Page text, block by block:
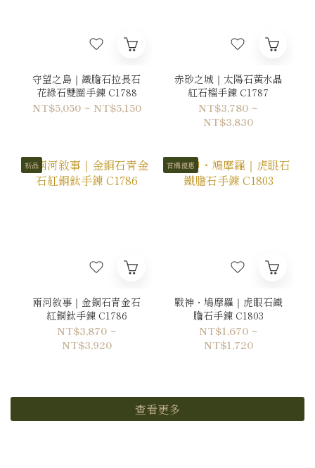
守望之島｜鐵膽石拉長石
花綠石雙圈手鍊 C1788
NT$5,050 ~ NT$5,150
赤砂之城｜太陽石黃水晶
紅石榴手鍊 C1787
NT$3,780 ~
NT$3,830
新品
兩河敘事｜金銅石青金石
紅銅鈦手鍊 C1786
NT$3,870 ~
NT$3,920
首購優惠
戰神・鳩摩羅｜虎眼石鐵
膽石手鍊 C1803
NT$1,670 ~
NT$1,720
查看更多